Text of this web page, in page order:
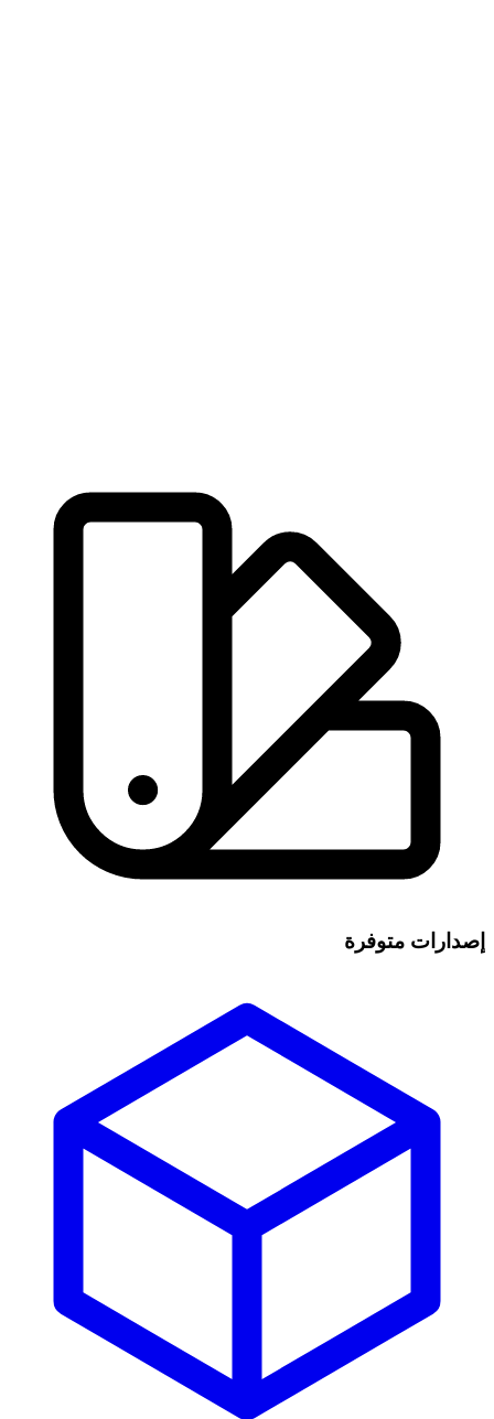
إصدارات متوفرة